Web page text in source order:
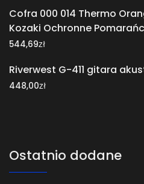
Cofra 000 014 Thermo
Kozaki Ochronne
544,69zł
Riverwest G-411 gitara
448,00zł
Ostatnio dodane